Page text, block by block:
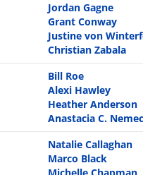
Jordan Gagne
Grant Conway
Justine von
Christian Zabala
Bill Roe
Alexi Hawley
Heather Anderson
Anastacia C. Nemec
Natalie Callaghan
Marco Black